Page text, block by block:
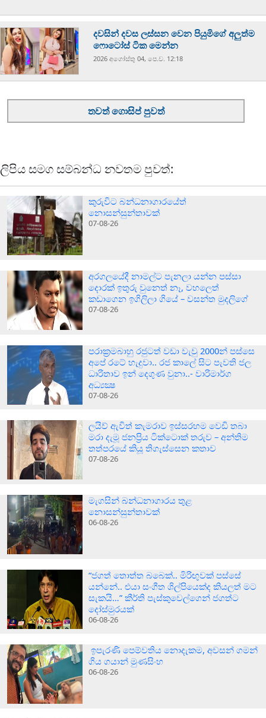
දවසින් දවස ලස්සන වෙන පියුමිගේ අලුත්ම
ෆොටෝස් ටික මෙන්න
2026 අගෝස්‍තු 04, පෙ.ව. 12:18
තවත් ගොසිප් පුවත්
ලිපිය සමග සම්බන්ධ නවතම පුවත්:
කුරුවිට බන්ධනාගාරයේත්
නොසන්සුන්තාවක්
07-08-26
අරගලයේදී නාමල්ට පැනලා යන්න පස්ස‍ා
දොරක් ඉතුරු වුනෙත් නෑ, වහලෙත්
කඩාගෙන ඉගිලිලා ගියේ – වසන්ත මුදලිගේ
07-08-26
පරාක‍්‍රමබාහු රජුටත් වඩා වැවු 2000න් පස්සෙ
අපේ රටේ හැදුවා.. රජ කාලේ සිට පැවති ජල
ධාරිතාව ඉන් දෙගුණ වුනා..- වාරිමාර්ග
අධ්‍යක්‍ෂ
07-08-26
ලයිව් ඇවිත් කැමරාව ඉස්සරහම වෙඩි තබා
මරා දැමූ ජනප්‍රිය ටික්ටොක් තරුව – අන්තිම
තත්පරයේ කියූ තිගැස්සෙන කතාව
07-08-26
මැගසින් බන්ධනාගාරය තුළ
නොසන්සුන්තාවක්
06-08-26
“ජගත් තොත්ත බබෙක්.. මිරිඟුවක් පස්සේ
යන්නේ.. එයා සංගීත ශිල්පියෙක්ද කියලත් මට
සැකයි…” කීර්ති පැස්කුවෙල්ගෙන් ජගත්ට
දෝස්මුරයක්
06-08-26
ඉපැරණි පෙම්වතිය නොදැකම, අවසන් ගමන්
ගිය ගයාන් මුණසිංහ
06-08-26